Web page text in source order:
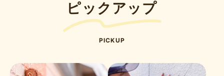
ピックアップ
PICKUP